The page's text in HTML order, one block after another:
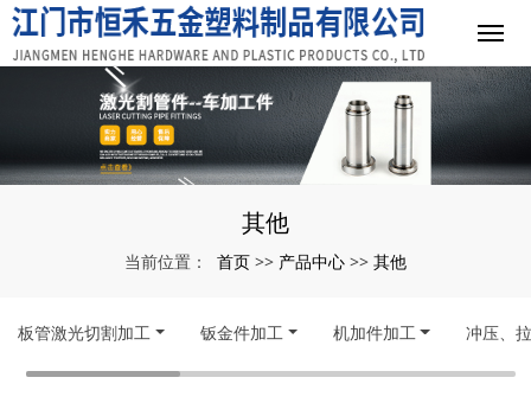
其他
当前位置： 首页 >> 产品中心 >> 其他
板管激光切割加工 钣金件加工 机加件加工 冲压、